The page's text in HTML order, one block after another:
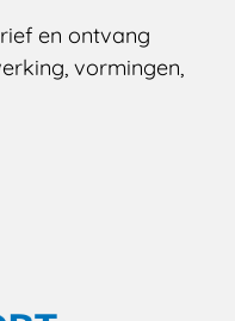
en ontvang
vormingen,